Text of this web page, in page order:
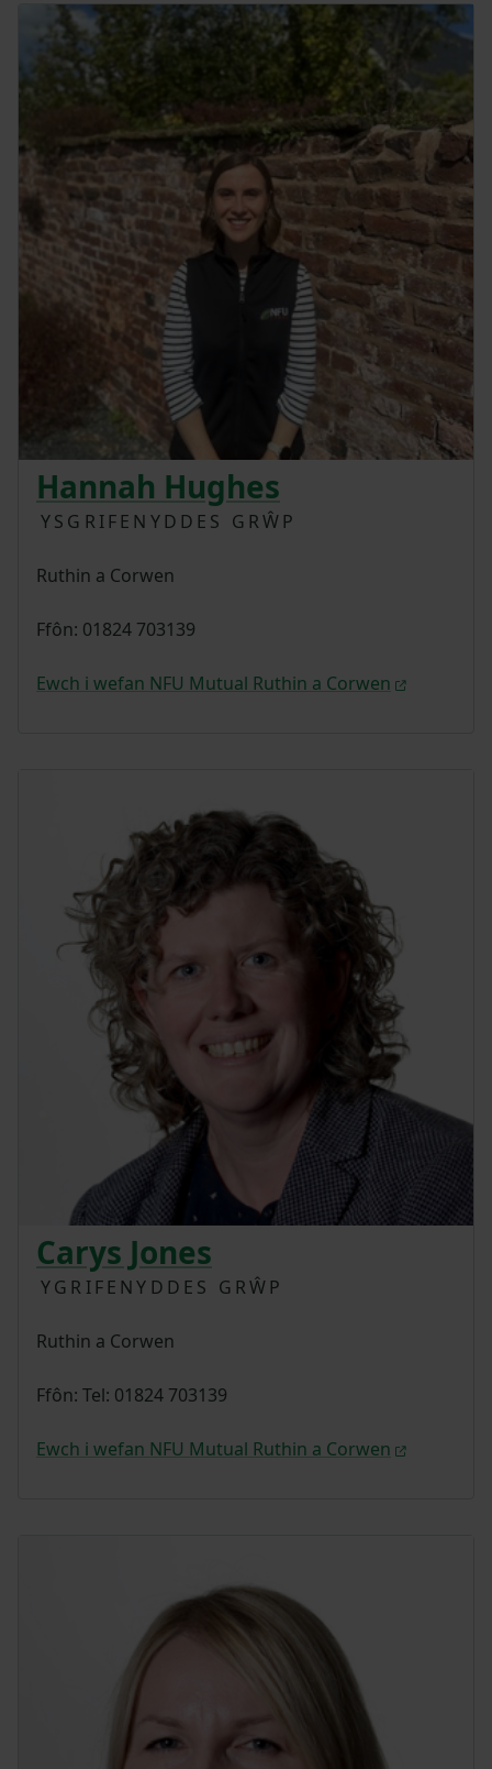
Hannah Hughes
YSGRIFENYDDES GRŴP
Ruthin a Corwen
Ffôn: 01824 703139
Ewch i wefan NFU Mutual Ruthin a Corwen
Carys Jones
YGRIFENYDDES GRŴP
Ruthin a Corwen
Ffôn: Tel: 01824 703139
Ewch i wefan NFU Mutual Ruthin a Corwen